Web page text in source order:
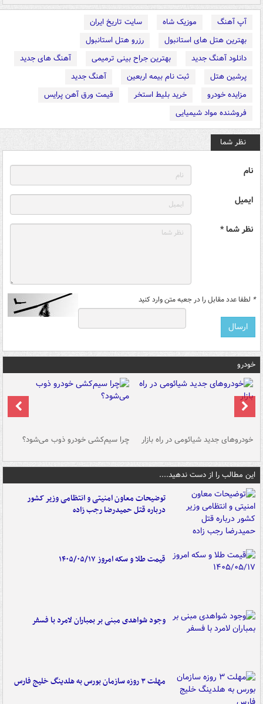
آپ آهنگ موزیک شاه
سایت تاریخ ایران
بهترین هتل های استانبول
رزرو هتل استانبول
دانلود آهنگ جدید
بهترین جراح بینی ترمیمی
آهنگ های جدید
پرشین هتل
ثبت نام بیمه اربعین
آهنگ جدید
مزایده خودرو
خرید بلیط استخر
قیمت ورق آهن پرایس
فروشنده مواد شیمیایی
نظر شما
نام
ایمیل
نظر شما *
* لطفا عدد مقابل را در جعبه متن وارد کنید
خودرو
خودروهای جدید شیائومی در راه بازار چرا سیم‌کشی خودرو ذوب می‌شود؟
این مطالب را از دست ندهید....
توضیحات معاون امنیتی و انتظامی وزیر کشور
درباره قتل حمیدرضا رجب زاده
قیمت طلا و سکه امروز ۱۴۰۵/۰۵/۱۷
وجود شواهدی مبنی بر بمباران لامرد با فسفر
مهلت ۳ روزه سازمان بورس به هلدینگ خلیج فارس